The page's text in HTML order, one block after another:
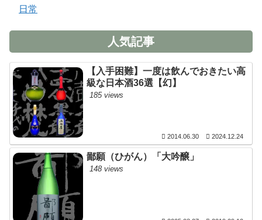
日常
人気記事
【入手困難】一度は飲んでおきたい高
級な日本酒36選【幻】
185 views
2014.06.30 2024.12.24
鄙願（ひがん）「大吟醸」
148 views